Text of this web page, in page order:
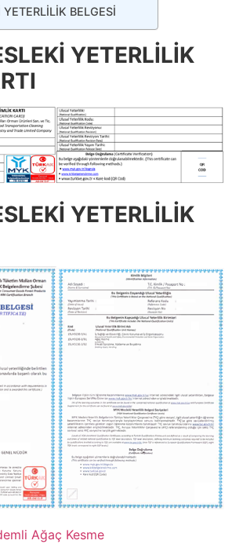
BELGESİ
YETERLİLİK
YETERLİLİK
Ağaç Kesme